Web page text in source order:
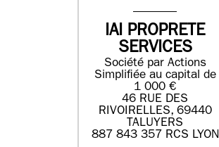
IAI PROPRETE
SERVICES
Société par Actions
Simplifiée au capital de
1 000 €
46 RUE DES
RIVOIRELLES, 69440
TALUYERS
887 843 357 RCS LYON